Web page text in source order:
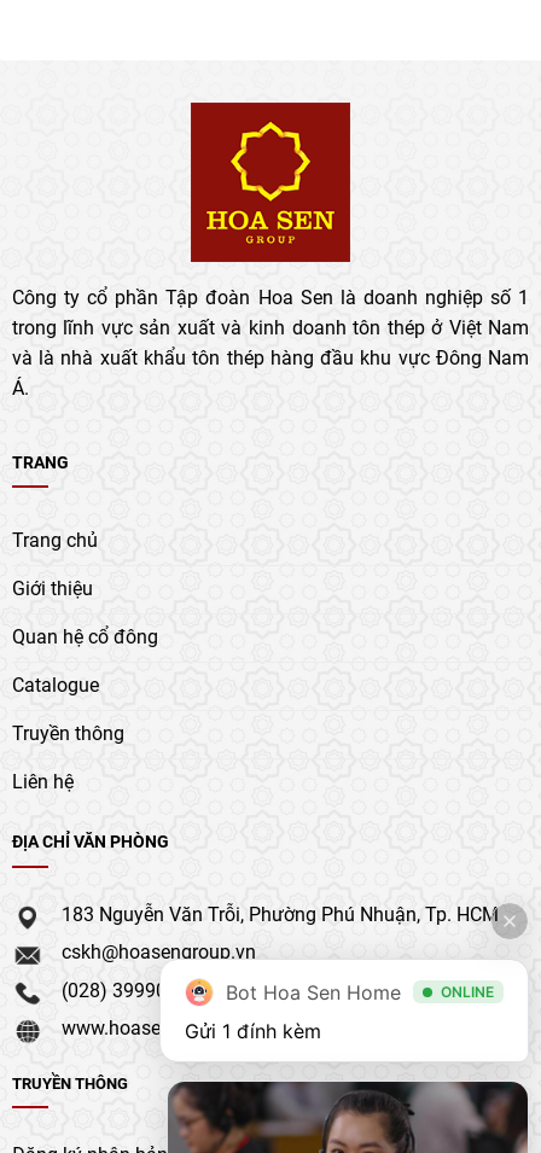
Công ty cổ phần Tập đoàn Hoa Sen là doanh nghiệp số 1
trong lĩnh vực sản xuất và kinh doanh tôn thép ở Việt Nam
và là nhà xuất khẩu tôn thép hàng đầu khu vực Đông Nam
Á.
TRANG
Trang chủ
Giới thiệu
Quan hệ cổ đông
Catalogue
Truyền thông
Liên hệ
ĐỊA CHỈ VĂN PHÒNG
183 Nguyễn Văn Trỗi, Phường Phú Nhuận, Tp. HCM
cskh@hoasengroup.vn
(028) 39990 111
www.hoasengroup.vn
TRUYỀN THÔNG
Bot Hoa Sen Home ONLINE
Gửi 1 đính kèm